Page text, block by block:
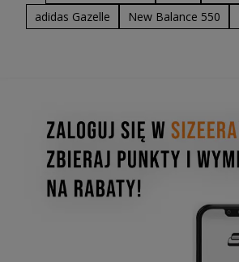
adidas Gazelle
New Balance 550